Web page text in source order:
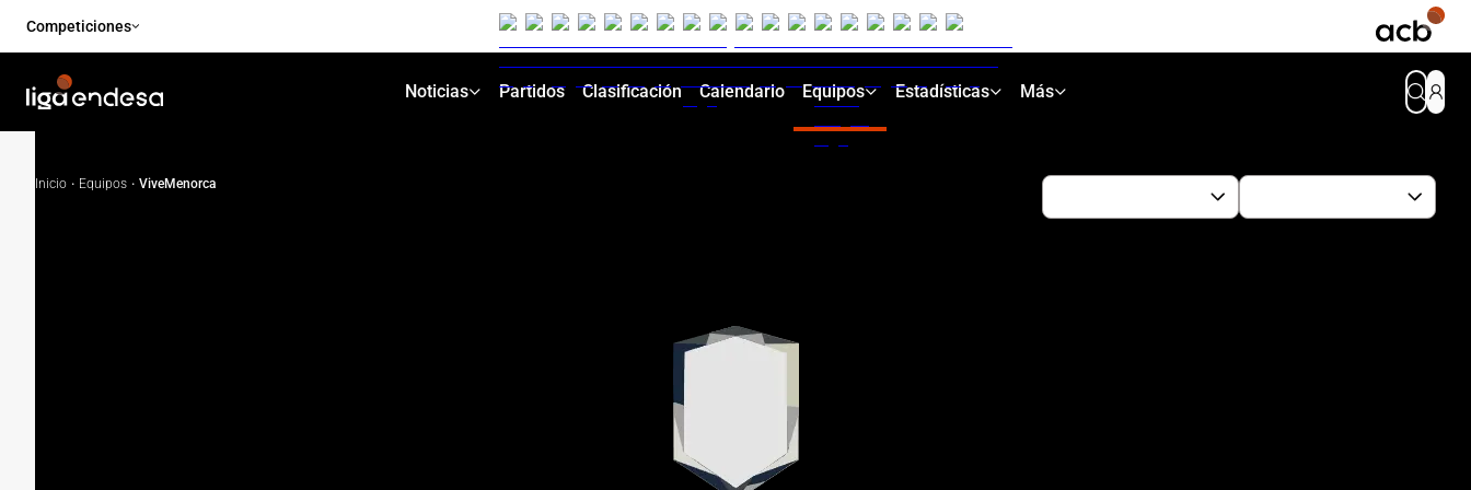
Competiciones
Noticias Partidos Clasificación Calendario Equipos Estadísticas Más
Inicio · Equipos · ViveMenorca